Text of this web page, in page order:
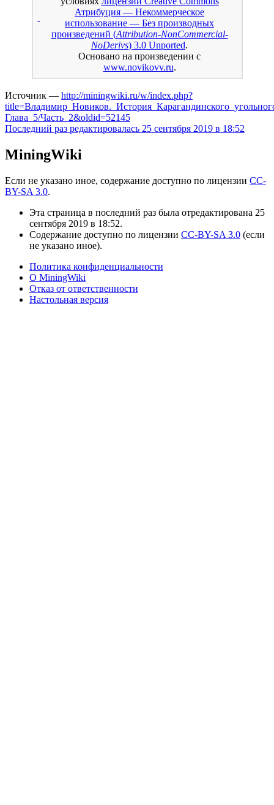
Атрибуция — Некоммерческое
использование — Без производных
произведений (Attribution-NonCommercial-
NoDerivs) 3.0 Unported.
Основано на произведении с
www.novikovv.ru.
Источник — http://miningwiki.ru/w/index.php?
Глава_5/Часть_2&oldid=52145
Последний раз редактировалась 25 сентября 2019 в 18:52
MiningWiki
Если не указано иное, содержание доступно по лицензии CC-
BY-SA 3.0.
Эта страница в последний раз была отредактирована 25
сентября 2019 в 18:52.
Содержание доступно по лицензии CC-BY-SA 3.0 (если
не указано иное).
Политика конфиденциальности
О MiningWiki
Отказ от ответственности
Настольная версия